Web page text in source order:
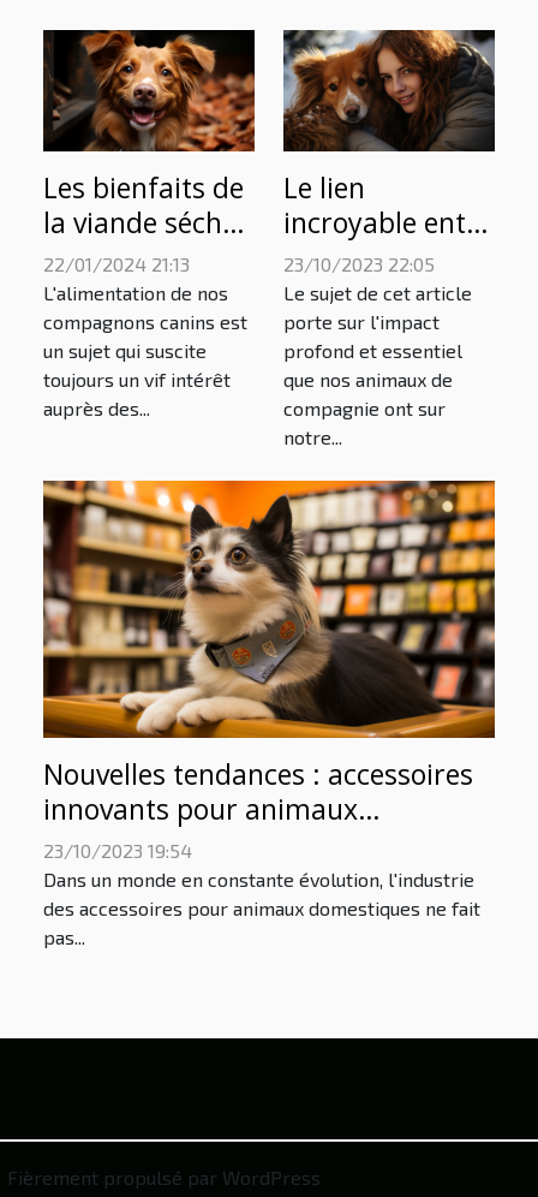
Les bienfaits de
la viande séchée
de porc comme
récompense
naturelle pour
les chiens
22/01/2024 21:13
L'alimentation de nos
compagnons canins est
un sujet qui suscite
toujours un vif intérêt
auprès des...
Le lien
incroyable entre
nos animaux de
compagnie et
notre bien-être
23/10/2023 22:05
Le sujet de cet article
porte sur l'impact
profond et essentiel
que nos animaux de
compagnie ont sur
notre...
Nouvelles tendances : accessoires
innovants pour animaux
domestiques
23/10/2023 19:54
Dans un monde en constante évolution, l'industrie
des accessoires pour animaux domestiques ne fait
pas...
Fièrement propulsé par WordPress